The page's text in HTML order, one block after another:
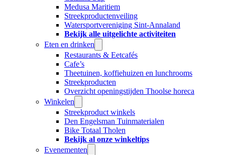
Medusa Maritiem
Streekproductenveiling
Watersportvereniging Sint-Annaland
Bekijk alle uitgelichte activiteiten
Eten en drinken
Restaurants & Eetcafés
Cafe’s
Theetuinen, koffiehuizen en lunchrooms
Streekproducten
Overzicht openingstijden Thoolse horeca
Winkelen
Streekproduct winkels
Den Engelsman Tuinmaterialen
Bike Totaal Tholen
Bekijk al onze winkeltips
Evenementen